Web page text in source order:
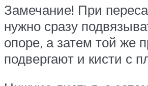
Замечание! При
нужно сразу
опоре, а затем той же
подвергают и кисти с